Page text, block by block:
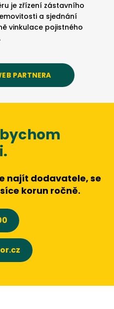
je zřízení zástavního
a sjednání
vinkulace pojistného
PARTNERA
najít dodavatele, se
korun ročně.